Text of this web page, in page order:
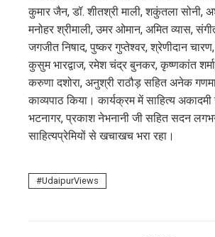
कुमार जैन, डॉ. शीतश्री माली, शकुंतला सोनी,
मनोहर श्रीमाली, उमर ओमान, अमित व्यास,
जगजीत निषाद, पुष्कर गुप्तेश्वर, श्रेणीदान
कुसुम भारद्वाज, रमेश चंद्र बुनकर, कृष्णकांत
करुणा दशोरा, अनुश्री राठौड़ सहित अनेक
काव्यपाठ किया। कार्यक्रम में साहित्य
भटनागर, प्रकाश नेभनानी जी सहित सदन
साहित्यप्रेमियों से खचाखच भरा रहा।
UdaipurViews